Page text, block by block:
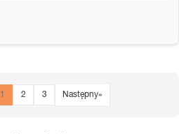
1 2 3 Następny»